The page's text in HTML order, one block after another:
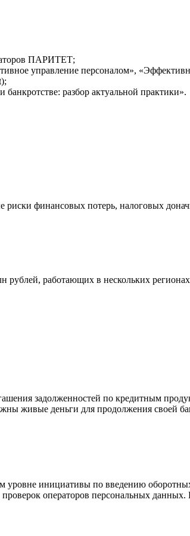
ПАРИТЕТ;
управление персоналом»,
разбор актуальной практики».
риски финансовых потерь, налоговых
рублей, работающих в нескольких
задолженностей по кредитным
живые деньги для продолжения своей
уровне инициативы по введению
операторов персональных